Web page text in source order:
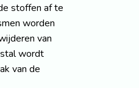
stoffen af te
worden
van
wordt
van de